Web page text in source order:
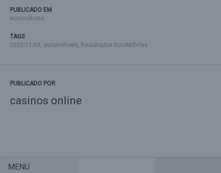
PUBLICADO EM
euromilhoes
TAGS
2020-11-03, euromilhoes, Resultados EuroMilhões
PUBLICADO POR
casinos online
MENU